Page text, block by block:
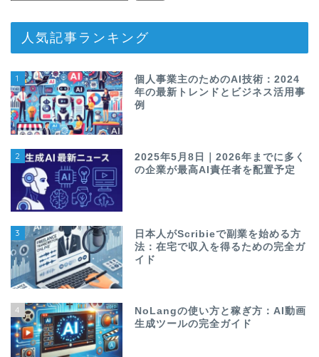
人気記事ランキング
1
個人事業主のためのAI技術：2024
年の最新トレンドとビジネス活用事
例
2
2025年5月8日｜2026年までに多く
の企業が最高AI責任者を配置予定
3
日本人がScribieで副業を始める方
法：在宅で収入を得るための完全ガ
イド
4
NoLangの使い方と稼ぎ方：AI動画
生成ツールの完全ガイド